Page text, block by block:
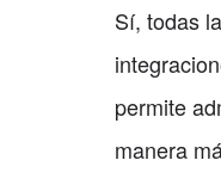
Sí, todas
permite
manera